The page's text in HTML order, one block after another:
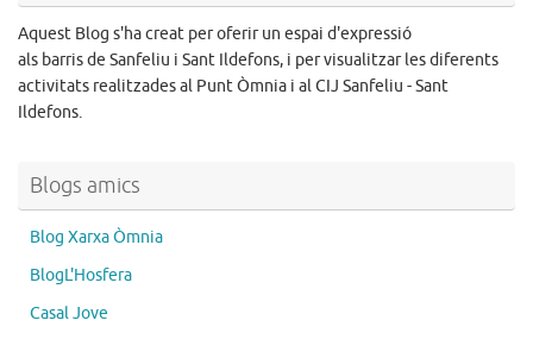
Aquest Blog s'ha creat per oferir un espai d'expressió
als barris de Sanfeliu i Sant Ildefons, i per visualitzar les diferents
activitats realitzades al Punt Òmnia i al CIJ Sanfeliu - Sant
Ildefons.
Blogs amics
Blog Xarxa Òmnia
BlogL'Hosfera
Casal Jove